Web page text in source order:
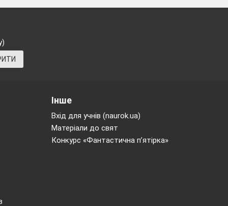
Інше
Вхід для учнів (naurok.ua)
Матеріали до свят
Конкурс «Фантастична п’ятірка»